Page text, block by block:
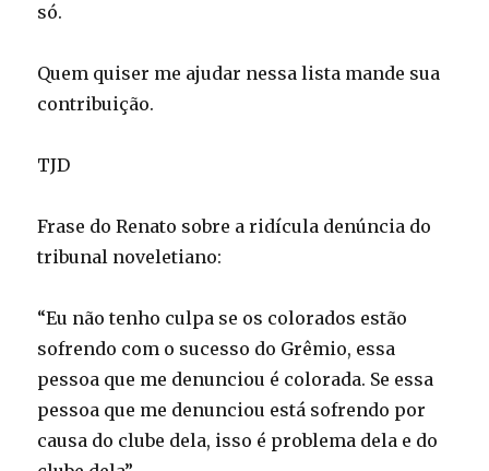
só.
Quem quiser me ajudar nessa lista mande sua
contribuição.
TJD
Frase do Renato sobre a ridícula denúncia do
tribunal noveletiano:
“Eu não tenho culpa se os colorados estão
sofrendo com o sucesso do Grêmio, essa
pessoa que me denunciou é colorada. Se essa
pessoa que me denunciou está sofrendo por
causa do clube dela, isso é problema dela e do